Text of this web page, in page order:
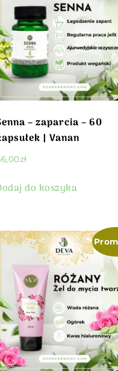
– zaparcia – 60
| Vanan
zł
do koszyka